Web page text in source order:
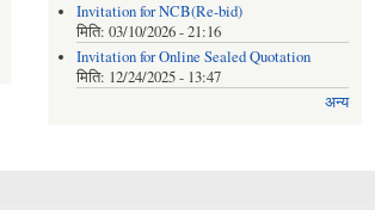
Invitation for NCB(Re-bid)
मिति: 03/10/2026 - 21:16
Invitation for Online Sealed Quotation
मिति: 12/24/2025 - 13:47
अन्य